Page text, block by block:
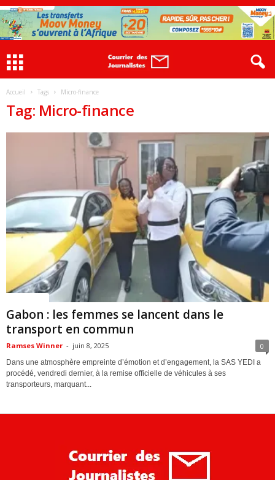
Accueil Tags Micro-finance
Tag: Micro-finance
Gabon : les femmes se lancent dans le
transport en commun
Ramses Winner - juin 8, 2025 0
Dans une atmosphère empreinte d’émotion et d’engagement, la SAS YEDI a
procédé, vendredi dernier, à la remise officielle de véhicules à ses
transporteurs, marquant...